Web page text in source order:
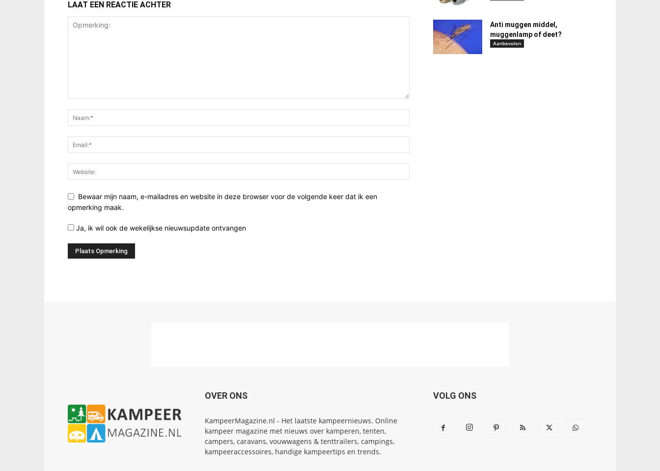
LAAT EEN REACTIE ACHTER
Bewaar mijn naam, e-mailadres en website in deze browser voor de volgende keer dat ik een
opmerking maak.
Ja, ik wil ook de wekelijkse nieuwsupdate ontvangen
Anti muggen middel,
muggenlamp of deet?
Aanbevolen
OVER ONS
KampeerMagazine.nl - Het laatste kampeernieuws. Online
kampeer magazine met nieuws over kamperen, tenten,
campers, caravans, vouwwagens & tenttrailers, campings,
kampeeraccessoires, handige kampeertips en trends.
VOLG ONS